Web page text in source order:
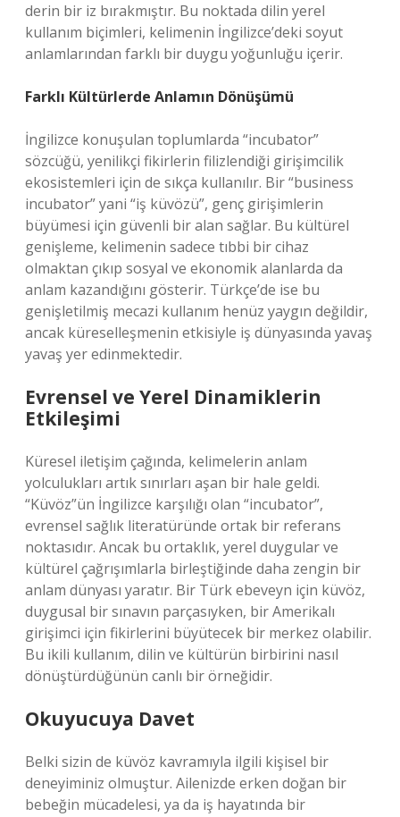
derin bir iz bırakmıştır. Bu noktada dilin yerel
kullanım biçimleri, kelimenin İngilizce’deki soyut
anlamlarından farklı bir duygu yoğunluğu içerir.
Farklı Kültürlerde Anlamın Dönüşümü
İngilizce konuşulan toplumlarda “incubator”
sözcüğü, yenilikçi fikirlerin filizlendiği girişimcilik
ekosistemleri için de sıkça kullanılır. Bir “business
incubator” yani “iş küvözü”, genç girişimlerin
büyümesi için güvenli bir alan sağlar. Bu kültürel
genişleme, kelimenin sadece tıbbi bir cihaz
olmaktan çıkıp sosyal ve ekonomik alanlarda da
anlam kazandığını gösterir. Türkçe’de ise bu
genişletilmiş mecazi kullanım henüz yaygın değildir,
ancak küreselleşmenin etkisiyle iş dünyasında yavaş
yavaş yer edinmektedir.
Evrensel ve Yerel Dinamiklerin
Etkileşimi
Küresel iletişim çağında, kelimelerin anlam
yolculukları artık sınırları aşan bir hale geldi.
“Küvöz”ün İngilizce karşılığı olan “incubator”,
evrensel sağlık literatüründe ortak bir referans
noktasıdır. Ancak bu ortaklık, yerel duygular ve
kültürel çağrışımlarla birleştiğinde daha zengin bir
anlam dünyası yaratır. Bir Türk ebeveyn için küvöz,
duygusal bir sınavın parçasıyken, bir Amerikalı
girişimci için fikirlerini büyütecek bir merkez olabilir.
Bu ikili kullanım, dilin ve kültürün birbirini nasıl
dönüştürdüğünün canlı bir örneğidir.
Okuyucuya Davet
Belki sizin de küvöz kavramıyla ilgili kişisel bir
deneyiminiz olmuştur. Ailenizde erken doğan bir
bebeğin mücadelesi, ya da iş hayatında bir